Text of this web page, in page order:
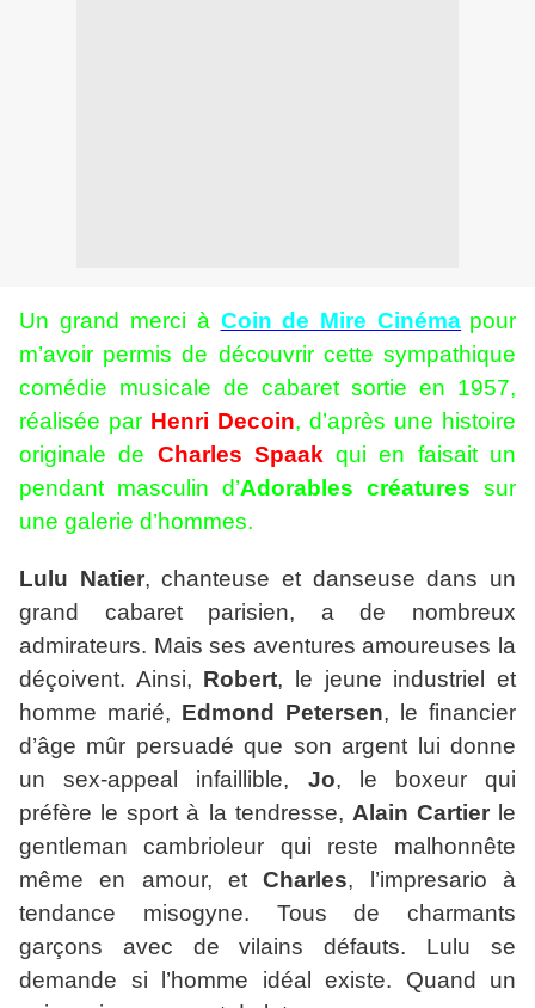
Un grand merci à Coin de Mire Cinéma pour
m’avoir permis de découvrir cette sympathique
comédie musicale de cabaret sortie en 1957,
réalisée par Henri Decoin, d’après une histoire
originale de Charles Spaak qui en faisait un
pendant masculin d’Adorables créatures sur
une galerie d’hommes.
Lulu Natier, chanteuse et danseuse dans un
grand cabaret parisien, a de nombreux
admirateurs. Mais ses aventures amoureuses la
déçoivent. Ainsi, Robert, le jeune industriel et
homme marié, Edmond Petersen, le financier
d’âge mûr persuadé que son argent lui donne
un sex-appeal infaillible, Jo, le boxeur qui
préfère le sport à la tendresse, Alain Cartierle
gentleman cambrioleur qui reste malhonnête
même en amour, etCharles, l’impresario à
tendance misogyne. Tous de charmants
garçons avec de vilains défauts. Lulu se
demande si l’homme idéal existe. Quand un